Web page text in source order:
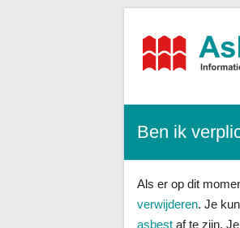
Asbest-
informatie,
sanering
+
Ben ik
Als er op dit
verwijderen. Je
asbest af te zijn.